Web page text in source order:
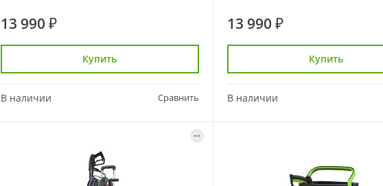
13 990 ₽
Купить
В наличии Сравнить
13 990 ₽
Купить
В наличии